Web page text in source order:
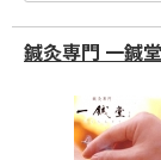
鍼灸専門 一鍼堂